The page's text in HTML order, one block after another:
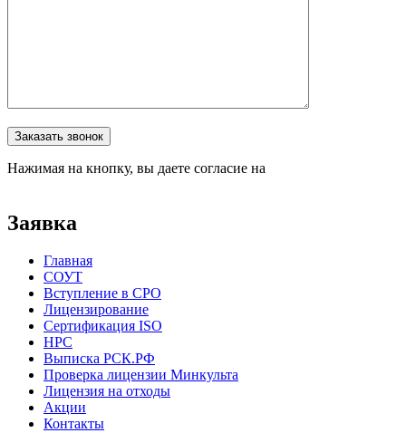
Оставьте это поле пустым.
Заказать звонок
Нажимая на кнопку, вы даете согласие на
Заявка
Главная
СОУТ
Вступление в СРО
Лицензирование
Сертификация ISO
НРС
Выписка РСК.РФ
Проверка лицензии Минкульта
Лицензия на отходы
Акции
Контакты